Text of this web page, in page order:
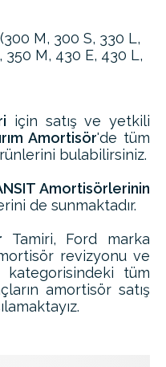
M, 300 S, 330 L,
350 M, 430 E, 430 L,
için satış ve yetkili
Amortisör'de tüm
bulabilirsiniz.
Amortisörlerinin
de sunmaktadır.
Tamiri, Ford marka
revizyonu ve
tüm
amortisör satış